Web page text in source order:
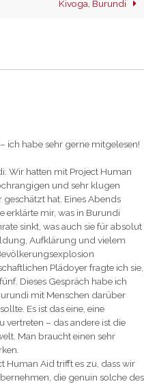
Kivoga, Burundi
ich habe sehr gerne mitgelesen!
Wir hatten mit Project Human
und sehr klugen
hat. Eines Abends
erklärte mir, was in Burundi
sinkt, was auch sie für absolut
Aufklärung und vielem
Plädoyer fragte ich sie,
Dieses Gespräch habe ich
mit Menschen darüber
Es ist das eine, eine
vertreten – das andere ist die
Man braucht einen sehr
Human Aid trifft es zu, dass wir
die genuin solche des